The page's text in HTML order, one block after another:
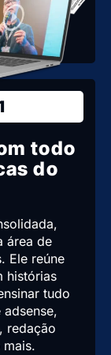
todo
do
área de
Ele reúne
histórias
tudo
redação